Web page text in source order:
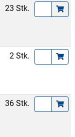
23 Stk.
2 Stk.
36 Stk.